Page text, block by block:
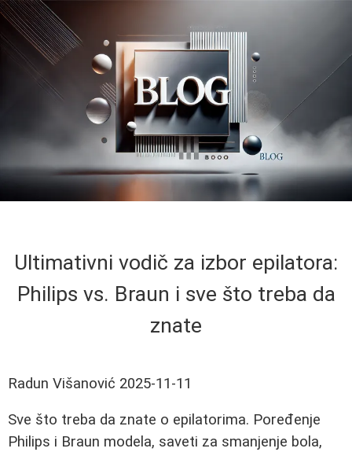
Ultimativni vodič za izbor epilatora:
Philips vs. Braun i sve što treba da
znate
Radun Višanović 2025-11-11
Sve što treba da znate o epilatorima. Poređenje
Philips i Braun modela, saveti za smanjenje bola,